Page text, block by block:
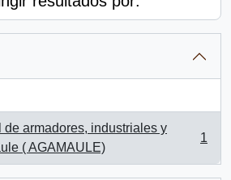
armadores, industriales y
( AGAMAULE)
1